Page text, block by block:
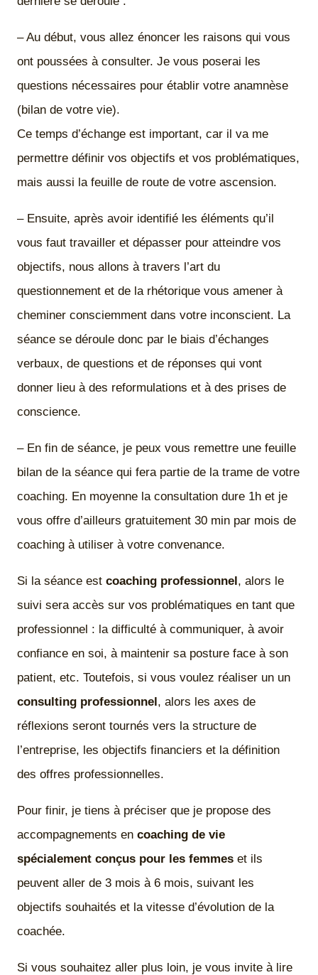
– Au début, vous allez énoncer les raisons qui vous
ont poussées à consulter. Je vous poserai les
questions nécessaires pour établir votre anamnèse
(bilan de votre vie).
Ce temps d’échange est important, car il va me
permettre définir vos objectifs et vos problématiques,
mais aussi la feuille de route de votre ascension.
– Ensuite, après avoir identifié les éléments qu’il
vous faut travailler et dépasser pour atteindre vos
objectifs, nous allons à travers l’art du
questionnement et de la rhétorique vous amener à
cheminer consciemment dans votre inconscient. La
séance se déroule donc par le biais d’échanges
verbaux, de questions et de réponses qui vont
donner lieu à des reformulations et à des prises de
conscience.
– En fin de séance, je peux vous remettre une feuille
bilan de la séance qui fera partie de la trame de votre
coaching. En moyenne la consultation dure 1h et je
vous offre d’ailleurs gratuitement 30 min par mois de
coaching à utiliser à votre convenance.
Si la séance est coaching professionnel, alors le
suivi sera accès sur vos problématiques en tant que
professionnel : la difficulté à communiquer, à avoir
confiance en soi, à maintenir sa posture face à son
patient, etc. Toutefois, si vous voulez réaliser un un
consulting professionnel, alors les axes de
réflexions seront tournés vers la structure de
l’entreprise, les objectifs financiers et la définition
des offres professionnelles.
Pour finir, je tiens à préciser que je propose des
accompagnements en coaching de vie
spécialement conçus pour les femmes et ils
peuvent aller de 3 mois à 6 mois, suivant les
objectifs souhaités et la vitesse d’évolution de la
coachée.
Si vous souhaitez aller plus loin, je vous invite à lire